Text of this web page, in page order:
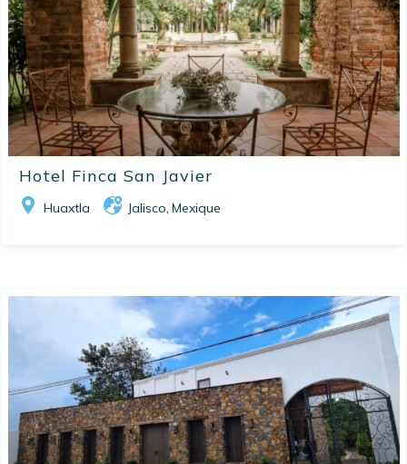
Hotel Finca San Javier
Huaxtla Jalisco, Mexique